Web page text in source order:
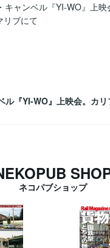
ル『YI-WO』上映会。カ
ネコパブショップ